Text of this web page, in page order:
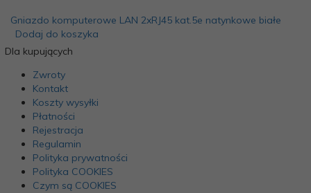
Gniazdo komputerowe LAN 2xRJ45 kat.5e natynkowe białe
Dodaj do koszyka
Dla kupujących
Zwroty
Kontakt
Koszty wysyłki
Płatności
Rejestracja
Regulamin
Polityka prywatności
Polityka COOKIES
Czym są COOKIES